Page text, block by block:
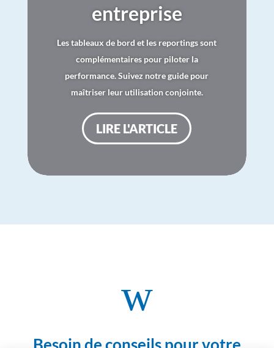
entreprise
Les tableaux de bord et les reportings sont
complémentaires pour piloter la
performance. Suivez notre guide pour
maîtriser leur utilisation conjointe.
LIRE L'ARTICLE
w
Besoin de conseils pour votre